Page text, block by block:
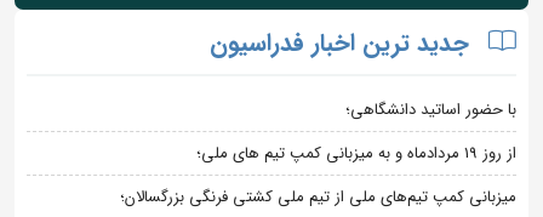
جدید ترین اخبار فدراسیون
با حضور اساتید دانشگاهی؛
از روز 19 مردادماه و به میزبانی کمپ تیم های ملی؛
میزبانی کمپ تیم‌های ملی از تیم ملی کشتی فرنگی بزرگسالان؛